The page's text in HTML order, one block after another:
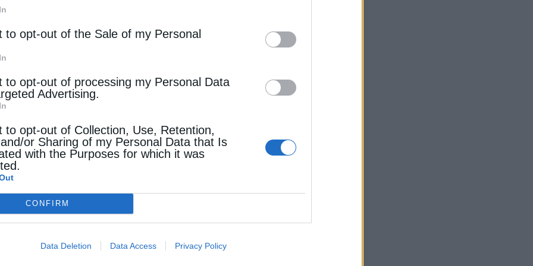
to opt-out of the Sale of my Personal
to opt-out of processing my Personal Data
Advertising.
to opt-out of Collection, Use, Retention,
or Sharing of my Personal Data that Is
with the Purposes for which it was
CONFIRM
Data Deletion Data Access Privacy Policy
Ρεύμα: Τριπλασιάστηκαν οι ΑΠΕ, έπεσαν οι
τιμές χονδρικής
Στα 127 ευρώ/MWh η μέση τιμή ρεύματος, άμβλυνση των
ημέρες
Από
ΗΛΕΚΤΡΙΣΜΟΣ
Πάνω από τα 200 ευρώ ανά ΜWh η
χονδρική τιμή ρεύματος
Ο συνδυασμός μείωσης παραγωγής ΑΠΕ και ενίσχυσης
ζήτησης αυξάνει τις χονδρικές τιμές ρεύματος. Στο 64% η